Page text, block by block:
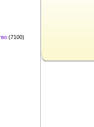
(7100)